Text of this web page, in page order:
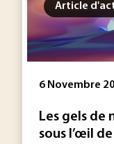
Article
6 Novembre
Les gels de
sous l’œil de